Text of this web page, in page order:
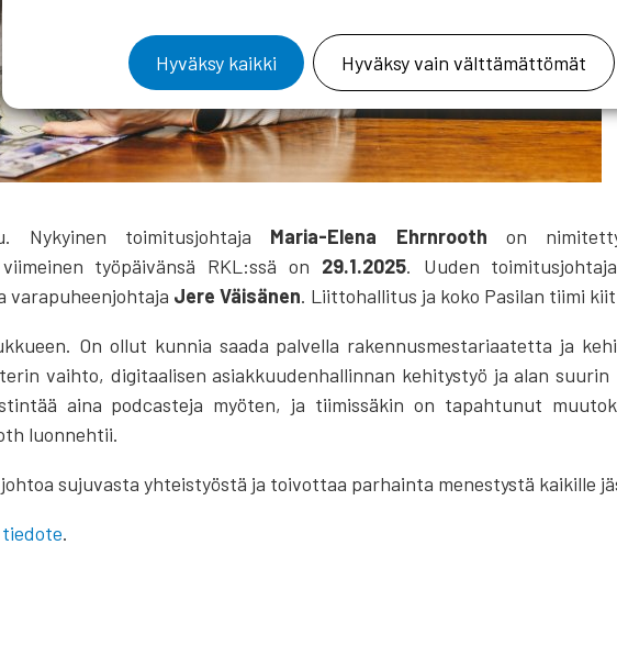
Nykyinen toimitusjohtaja Maria-Elena Ehrnrooth on
työpäivänsä RKL:ssä on 29.1.2025. Uuden
varapuheenjohtaja Jere Väisänen. Liittohallitus ja koko Pasilan tiimi
On ollut kunnia saada palvella rakennusmestariaatetta ja
vaihto, digitaalisen asiakkuudenhallinnan kehitystyö ja alan
aina podcasteja myöten, ja tiimissäkin on tapahtunut
luonnehtii.
sujuvasta yhteistyöstä ja toivottaa parhainta menestystä kaikille
.
Hyväksy kaikki Hyväksy vain välttämättömät